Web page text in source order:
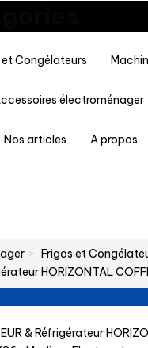
et Congélateurs
électroménager
Nos articles A propos
Frigos et
HORIZONTAL